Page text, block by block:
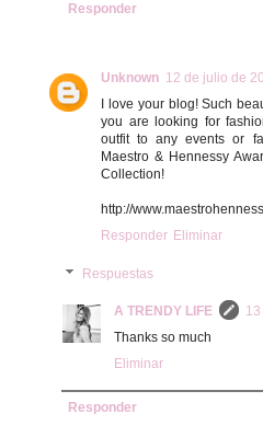
Responder
Unknown 12 de julio de
I love your blog! Such
you are looking for
outfit to any events or
Maestro & Hennessy
Collection!
http://
Responder Eliminar
Respuestas
A TRENDY LIFE
Thanks so much
Eliminar
Responder